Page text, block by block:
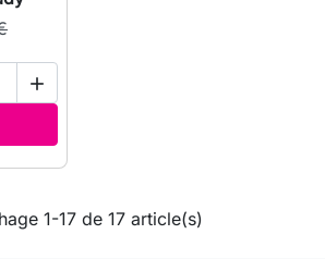

1-17 de 17 article(s)